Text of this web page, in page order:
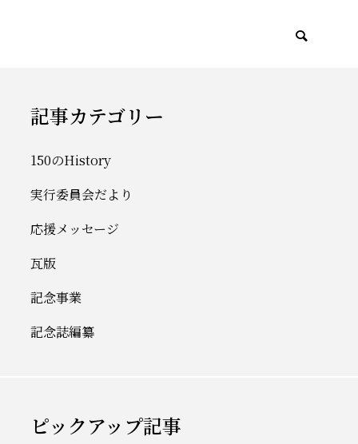
記事カテゴリー
150のHistory
実行委員会だより
応援メッセージ
瓦版
記念事業
記念誌編纂
ピックアップ記事